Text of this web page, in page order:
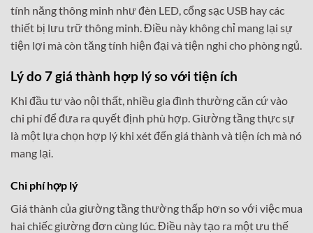
tính năng thông minh như đèn LED, cổng sạc USB hay các
thiết bị lưu trữ thông minh. Điều này không chỉ mang lại sự
tiện lợi mà còn tăng tính hiện đại và tiện nghi cho phòng ngủ.
Lý do 7 giá thành hợp lý so với tiện ích
Khi đầu tư vào nội thất, nhiều gia đình thường căn cứ vào
chi phí để đưa ra quyết định phù hợp. Giường tầng thực sự
là một lựa chọn hợp lý khi xét đến giá thành và tiện ích mà nó
mang lại.
Chi phí hợp lý
Giá thành của giường tầng thường thấp hơn so với việc mua
hai chiếc giường đơn cùng lúc. Điều này tạo ra một ưu thế